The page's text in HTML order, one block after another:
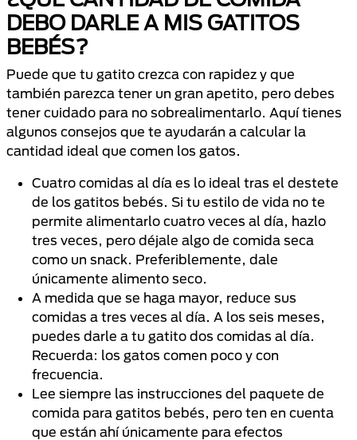
DEBO DARLE A MIS GATITOS
BEBÉS?
Puede que tu gatito crezca con rapidez y que
también parezca tener un gran apetito, pero debes
tener cuidado para no sobrealimentarlo. Aquí tienes
algunos consejos que te ayudarán a calcular la
cantidad ideal que comen los gatos.
Cuatro comidas al día es lo ideal tras el destete
de los gatitos bebés. Si tu estilo de vida no te
permite alimentarlo cuatro veces al día, hazlo
tres veces, pero déjale algo de comida seca
como un snack. Preferiblemente, dale
únicamente alimento seco.
A medida que se haga mayor, reduce sus
comidas a tres veces al día. A los seis meses,
puedes darle a tu gatito dos comidas al día.
Recuerda: los gatos comen poco y con
frecuencia.
Lee siempre las instrucciones del paquete de
comida para gatitos bebés, pero ten en cuenta
que están ahí únicamente para efectos